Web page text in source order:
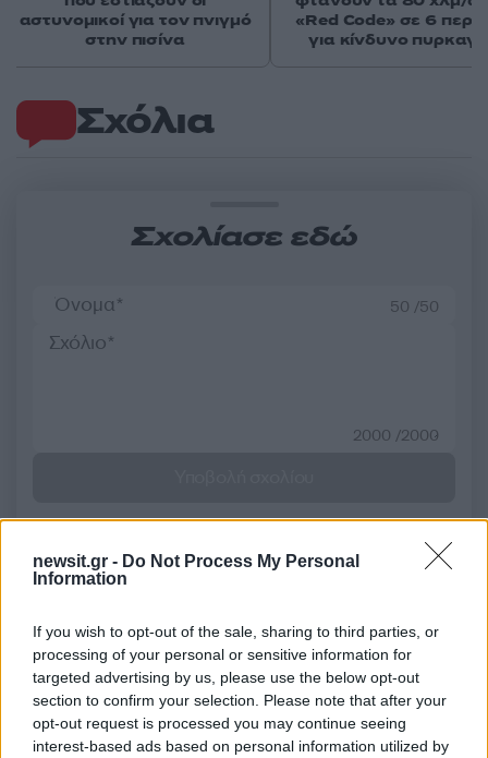
newsit.gr - Do Not Process My Personal
Information
If you wish to opt-out of the sale, sharing to third parties, or
processing of your personal or sensitive information for
targeted advertising by us, please use the below opt-out
section to confirm your selection. Please note that after your
opt-out request is processed you may continue seeing
interest-based ads based on personal information utilized by
Σχόλια
Σχολίασε εδώ
50 /50
2000 /2000
Όροι Χρήσης. Το site προστατεύεται από reCAPTCHA, ισχύουν
Share:
Ακολουθήστε το Νewsit.gr στο Google Newsκαι
ενημερωθείτε πρώτοι για όλη την ειδησεογραφία και τα
τελευταία νέα της ημέρας
αστυνομικοί για τον πνιγμό
στην πισίνα
«Red Code» σε 6
για κίνδυνο